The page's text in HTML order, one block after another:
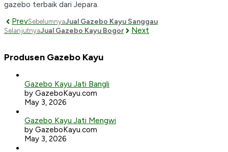
gazebo terbaik dari Jepara.
PrevSebelumnyaJual Gazebo Kayu Sanggau
SelanjutnyaJual Gazebo Kayu Bogor Next
Produsen Gazebo Kayu
Gazebo Kayu Jati Bangli
by GazeboKayu.com
May 3, 2026
Gazebo Kayu Jati Mengwi
by GazeboKayu.com
May 3, 2026